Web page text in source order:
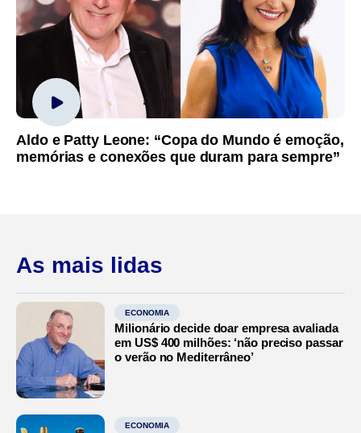
Aldo e Patty Leone: “Copa do Mundo é emoção,
memórias e conexões que duram para sempre”
As mais lidas
ECONOMIA
Milionário decide doar empresa avaliada
em US$ 400 milhões: ‘não preciso passar
o verão no Mediterrâneo’
ECONOMIA